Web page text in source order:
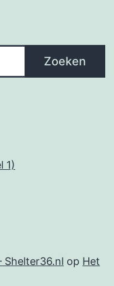
Zoeken
1)
Shelter36.nl op Het